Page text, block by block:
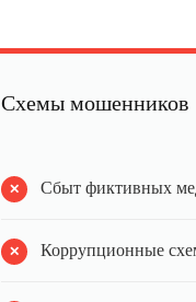
Схемы мошенников
Сбыт фиктивных
Коррупционные